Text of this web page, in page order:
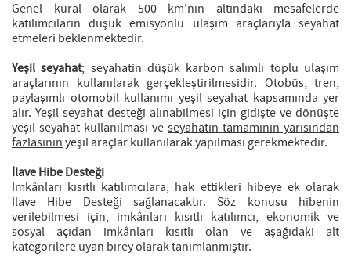
Genel kural olarak 500 km'nin altındaki mesafelerde
katılımcıların düşük emisyonlu ulaşım araçlarıyla seyahat
etmeleri beklenmektedir.
Yeşil seyahat; seyahatin düşük karbon salımlı toplu ulaşım
araçlarının kullanılarak gerçekleştirilmesidir. Otobüs, tren,
paylaşımlı otomobil kullanımı yeşil seyahat kapsamında yer
alır. Yeşil seyahat desteği alınabilmesi için gidişte ve dönüşte
yeşil seyahat kullanılması ve seyahatin tamamının yarısından
fazlasınınyeşil araçlar kullanılarak yapılması gerekmektedir.
İlave Hibe Desteği
İmkânları kısıtlı katılımcılara, hak ettikleri hibeye ek olarak
İlave Hibe Desteği sağlanacaktır. Söz konusu hibenin
verilebilmesi için, imkânları kısıtlı katılımcı, ekonomik ve
sosyal açıdan imkânları kısıtlı olan ve aşağıdaki alt
kategorilere uyan birey olarak tanımlanmıştır.